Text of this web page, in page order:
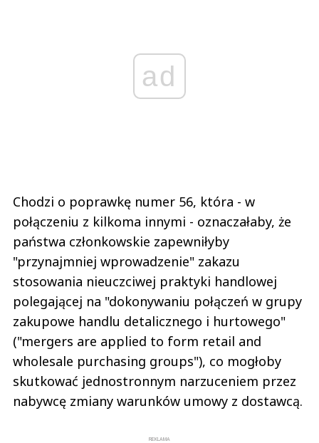
ad
Chodzi o poprawkę numer 56, która - w
połączeniu z kilkoma innymi - oznaczałaby, że
państwa członkowskie zapewniłyby
"przynajmniej wprowadzenie" zakazu
stosowania nieuczciwej praktyki handlowej
polegającej na "dokonywaniu połączeń w grupy
zakupowe handlu detalicznego i hurtowego"
("mergers are applied to form retail and
wholesale purchasing groups"), co mogłoby
skutkować jednostronnym narzuceniem przez
nabywcę zmiany warunków umowy z dostawcą.
REKLAMA